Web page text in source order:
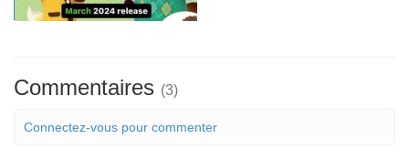
Commentaires (3)
Connectez-vous pour commenter